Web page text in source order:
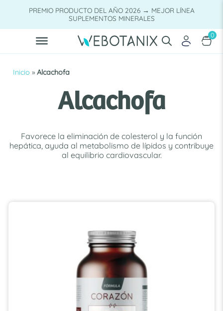
PREMIO PRODUCTO DEL AÑO 2026 → MEJOR LÍNEA
SUPLEMENTOS MINERALES
0
Inicio » Alcachofa
Alcachofa
Favorece la eliminación de colesterol y la función
hepática, ayuda al metabolismo de lípidos y contribuye
al equilibrio cardiovascular.